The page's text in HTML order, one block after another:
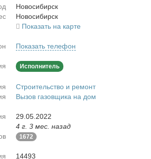
Но­во­си­бирск
Но­во­си­бирск
Показать на карте
Показать телефон
Исполнитель
Строительство и ремонт
Вызов газовщика на дом
29.05.2022
4 г. 3 мес. назад
1672
14493